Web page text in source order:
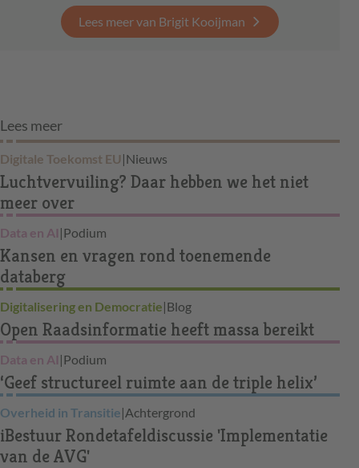
Lees meer van Brigit Kooijman
Lees meer
Digitale Toekomst EU |Nieuws
Luchtvervuiling? Daar hebben we het niet
meer over
Data en AI |Podium
Kansen en vragen rond toenemende
databerg
Digitalisering en Democratie|Blog
Open Raadsinformatie heeft massa bereikt
Data en AI |Podium
‘Geef structureel ruimte aan de triple helix’
Overheid in Transitie|Achtergrond
iBestuur Rondetafeldiscussie 'Implementatie
van de AVG'